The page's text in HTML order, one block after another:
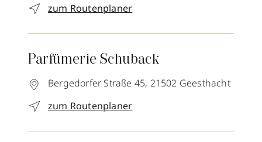
zum Routenplaner
Parfümerie Schuback
Bergedorfer Straße 45, 21502 Geesthacht
zum Routenplaner